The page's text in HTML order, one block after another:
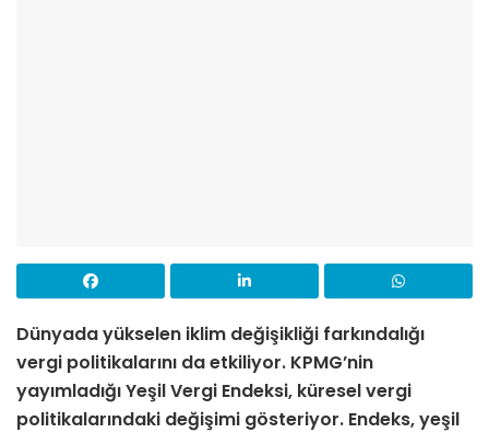
Dünyada yükselen iklim değişikliği farkındalığı
vergi politikalarını da etkiliyor. KPMG’nin
yayımladığı Yeşil Vergi Endeksi, küresel vergi
politikalarındaki değişimi gösteriyor. Endeks, yeşil